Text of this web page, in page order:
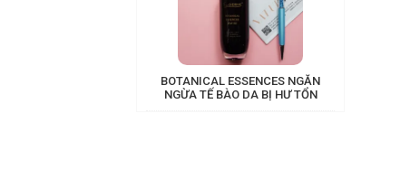
BOTANICAL ESSENCES NGĂN
NGỪA TẾ BÀO DA BỊ HƯ TỔN